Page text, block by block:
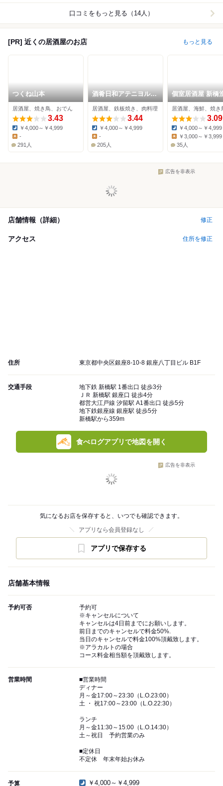
口コミをもっと見る（14人）
[PR] 近くの居酒屋のお店 もっと見る
つくね山本
居酒屋、焼き鳥、おでん
3.43
Dinner:
￥4,000～￥4,999
-
291人
酒肴日和アテニヨル離
HANARE
居酒屋、鉄板焼き、肉料理
3.44
Dinner:
￥4,000～￥4,999
-
205人
個室居酒屋 新橋
新橋駅前店
居酒屋、海鮮、焼き
3.09
Dinner:
￥4,000～￥4,999
Lunch:
￥3,000～￥3,999
35人
広告を非表示
店舗情報（詳細） 修正
アクセス 住所を修正
住所 東京都中央区銀座8-10-8 銀座八丁目ビル B1F
交通手段
地下鉄 新橋駅 1番出口 徒歩3分
ＪＲ 新橋駅 銀座口 徒歩4分
都営大江戸線 汐留駅 A1番出口 徒歩5分
地下鉄銀座線 銀座駅 徒歩5分
新橋駅から359m
食べログアプリで地図を開く
広告を非表示
気になるお店を保存すると、いつでも確認できます。
アプリなら会員登録なし
アプリで保存する
店舗基本情報
予約可否
予約可
※キャンセルについて
キャンセルは4日前までにお願いします。
前日までのキャンセルで料金50%.
当日のキャンセルで料金100%頂戴致します。
※アラカルトの場合
コース料金相当額を頂戴致します。
営業時間
■営業時間
ディナー
月～金17:00～23:30（L.O.23:00）
土 ・ 祝17:00～23:00（L.O.22:30）
ランチ
月～金11:30～15:00（L.O.14:30）
土～祝日 予約営業のみ
■定休日
不定休 年末年始お休み
予算 ￥4,000～￥4,999